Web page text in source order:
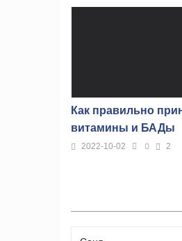
Как правильно
витамины и БАДы
2022-10-02 0 2